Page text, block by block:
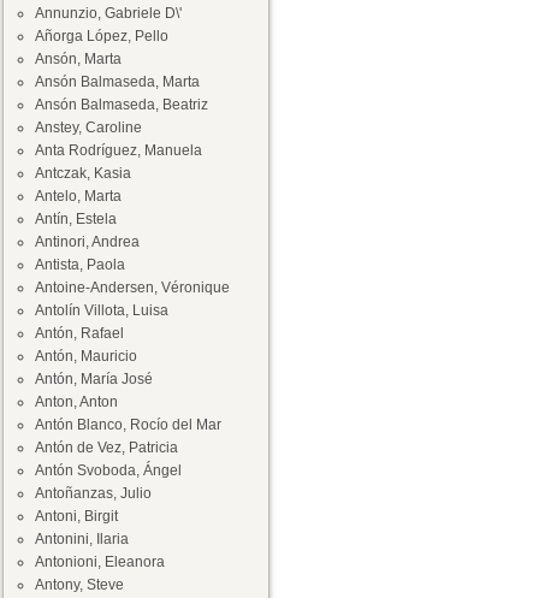
Annunzio, Gabriele D\'
Añorga López, Pello
Ansón, Marta
Ansón Balmaseda, Marta
Ansón Balmaseda, Beatriz
Anstey, Caroline
Anta Rodríguez, Manuela
Antczak, Kasia
Antelo, Marta
Antín, Estela
Antinori, Andrea
Antista, Paola
Antoine-Andersen, Véronique
Antolín Villota, Luisa
Antón, Rafael
Antón, Mauricio
Antón, María José
Anton, Anton
Antón Blanco, Rocío del Mar
Antón de Vez, Patricia
Antón Svoboda, Ángel
Antoñanzas, Julio
Antoni, Birgit
Antonini, Ilaria
Antonioni, Eleanora
Antony, Steve